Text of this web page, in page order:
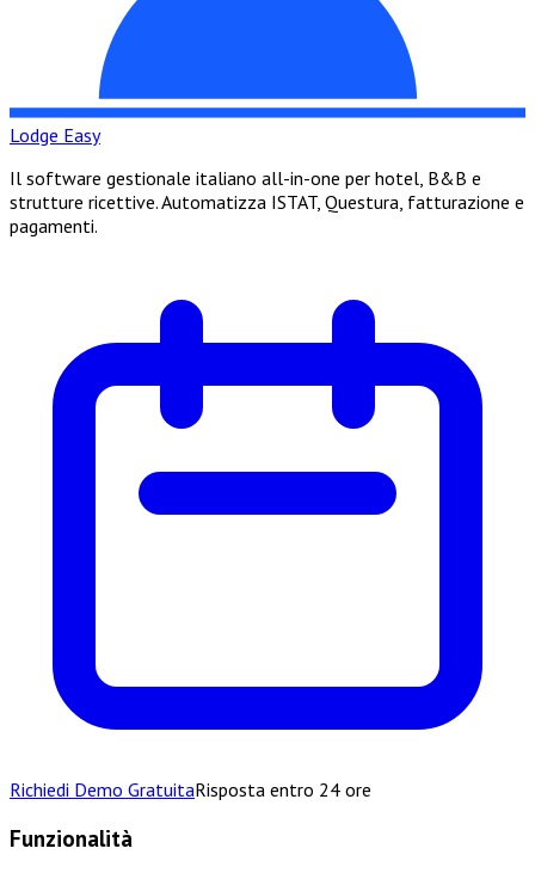
Lodge Easy
Il software gestionale italiano all-in-one per hotel, B&B e
strutture ricettive. Automatizza ISTAT, Questura, fatturazione e
pagamenti.
Richiedi Demo GratuitaRisposta entro 24 ore
Funzionalità